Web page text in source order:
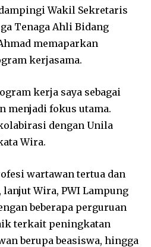
Wakil Sekretaris
Tenaga Ahli Bidang
memaparkan
kerjasama.
kerja saya sebagai
menjadi fokus utama.
dengan Unila
Wira.
wartawan tertua dan
Wira, PWI Lampung
beberapa perguruan
terkait peningkatan
berupa beasiswa, hingga